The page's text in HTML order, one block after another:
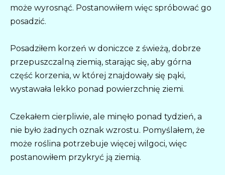
może wyrosnąć. Postanowiłem więc spróbować go
posadzić.
Posadziłem korzeń w doniczce z świeżą, dobrze
przepuszczalną ziemią, starając się, aby górna
część korzenia, w której znajdowały się pąki,
wystawała lekko ponad powierzchnię ziemi.
Czekałem cierpliwie, ale minęło ponad tydzień, a
nie było żadnych oznak wzrostu. Pomyślałem, że
może roślina potrzebuje więcej wilgoci, więc
postanowiłem przykryć ją ziemią.